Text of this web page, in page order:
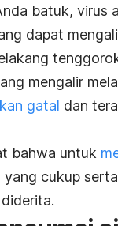
batuk, virus
dapat
mengalir
gatal dan
bahwa untuk
cukup